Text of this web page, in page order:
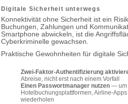
Digitale Sicherheit unterwegs
Konnektivität ohne Sicherheit ist ein
Buchungen, Zahlungen und
Smartphone abwickeln, ist die
Cyberkriminelle gewachsen.
Praktische Gewohnheiten für digitale
Zwei-Faktor-Authentifizierung
Abreise, nicht erst nach einem Vorfall
Einen Passwortmanager nutzen — um
Hotelbuchungsplattformen, Airline-
wiederholen